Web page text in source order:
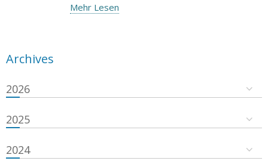
Mehr Lesen
Archives
2026
2025
2024